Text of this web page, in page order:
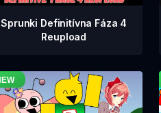
Sprunki Definitívna Fáza 4
Reupload